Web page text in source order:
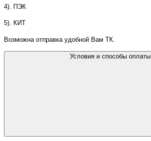
4). ПЭК
5). КИТ
Возможна отправка удобной Вам ТК.
Условия и способы оплаты